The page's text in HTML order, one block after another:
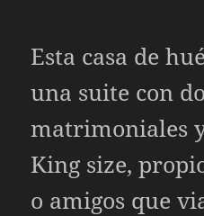
Esta casa de
una suite con
matrimoniales
King size,
o amigos que